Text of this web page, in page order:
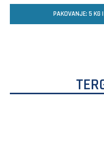
PAKOVANJE: 5 KG